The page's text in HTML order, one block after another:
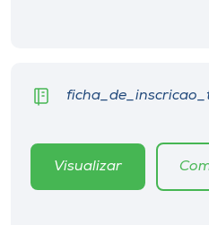
Visualizar